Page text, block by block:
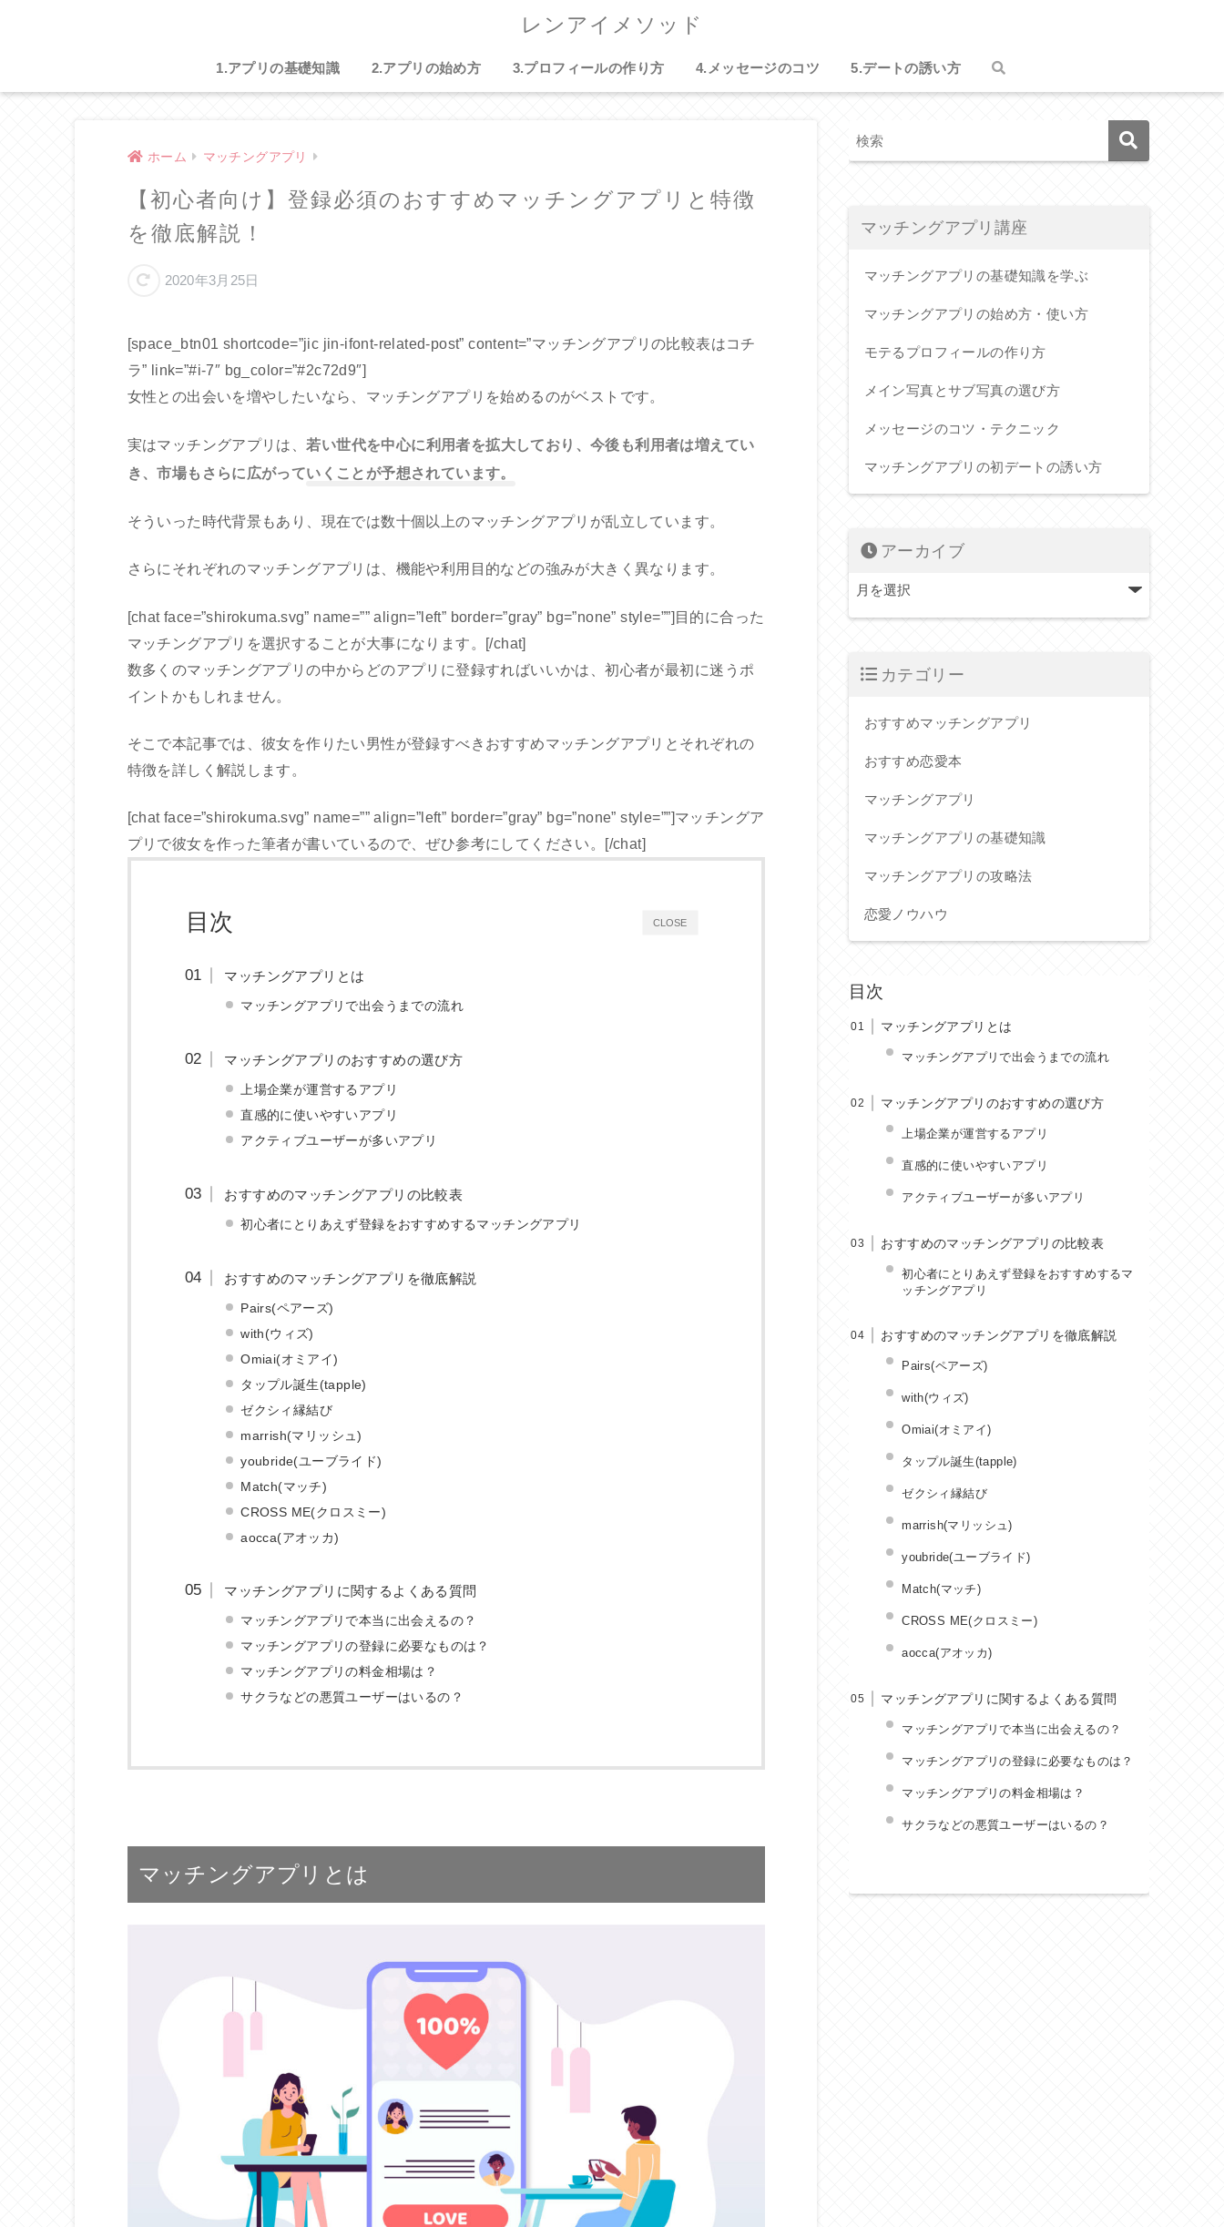
レンアイメソッド
1.アプリの基礎知識 2.アプリの始め方 3.プロフィールの作り方 4.メッセージのコツ 5.デートの誘い方
ホーム マッチングアプリ
【初心者向け】登録必須のおすすめマッチングアプリと特徴
を徹底解説！
2020年3月25日
[space_btn01 shortcode=”jic jin-ifont-related-post” content=”マッチングアプリの比較表はコチ
ラ” link=”#i-7″ bg_color=”#2c72d9″]
女性との出会いを増やしたいなら、マッチングアプリを始めるのがベストです。
実はマッチングアプリは、若い世代を中心に利用者を拡大しており、今後も利用者は増えてい
き、市場もさらに広がっていくことが予想されています。
そういった時代背景もあり、現在では数十個以上のマッチングアプリが乱立しています。
さらにそれぞれのマッチングアプリは、機能や利用目的などの強みが大きく異なります。
[chat face=”shirokuma.svg” name=”” align=”left” border=”gray” bg=”none” style=””]目的に合った
マッチングアプリを選択することが大事になります。[/chat]
数多くのマッチングアプリの中からどのアプリに登録すればいいかは、初心者が最初に迷うポ
イントかもしれません。
そこで本記事では、彼女を作りたい男性が登録すべきおすすめマッチングアプリとそれぞれの
特徴を詳しく解説します。
[chat face=”shirokuma.svg” name=”” align=”left” border=”gray” bg=”none” style=””]マッチングア
プリで彼女を作った筆者が書いているので、ぜひ参考にしてください。[/chat]
CLOSE
目次
マッチングアプリとは
マッチングアプリで出会うまでの流れ
マッチングアプリのおすすめの選び方
上場企業が運営するアプリ
直感的に使いやすいアプリ
アクティブユーザーが多いアプリ
おすすめのマッチングアプリの比較表
初心者にとりあえず登録をおすすめするマッチングアプリ
おすすめのマッチングアプリを徹底解説
Pairs(ペアーズ)
with(ウィズ)
Omiai(オミアイ)
タップル誕生(tapple)
ゼクシィ縁結び
marrish(マリッシュ)
youbride(ユーブライド)
Match(マッチ)
CROSS ME(クロスミー)
aocca(アオッカ)
マッチングアプリに関するよくある質問
マッチングアプリで本当に出会えるの？
マッチングアプリの登録に必要なものは？
マッチングアプリの料金相場は？
サクラなどの悪質ユーザーはいるの？
マッチングアプリとは
マッチングアプリ講座
マッチングアプリの基礎知識を学ぶ
マッチングアプリの始め方・使い方
モテるプロフィールの作り方
メイン写真とサブ写真の選び方
メッセージのコツ・テクニック
マッチングアプリの初デートの誘い方
アーカイブ
カテゴリー
おすすめマッチングアプリ
おすすめ恋愛本
マッチングアプリ
マッチングアプリの基礎知識
マッチングアプリの攻略法
恋愛ノウハウ
目次
マッチングアプリとは
マッチングアプリで出会うまでの流れ
マッチングアプリのおすすめの選び方
上場企業が運営するアプリ
直感的に使いやすいアプリ
アクティブユーザーが多いアプリ
おすすめのマッチングアプリの比較表
初心者にとりあえず登録をおすすめするマ
ッチングアプリ
おすすめのマッチングアプリを徹底解説
Pairs(ペアーズ)
with(ウィズ)
Omiai(オミアイ)
タップル誕生(tapple)
ゼクシィ縁結び
marrish(マリッシュ)
youbride(ユーブライド)
Match(マッチ)
CROSS ME(クロスミー)
aocca(アオッカ)
マッチングアプリに関するよくある質問
マッチングアプリで本当に出会えるの？
マッチングアプリの登録に必要なものは？
マッチングアプリの料金相場は？
サクラなどの悪質ユーザーはいるの？